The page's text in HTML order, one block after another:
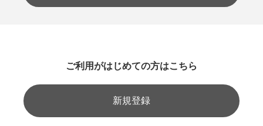
ご利用がはじめての方はこちら
新規登録